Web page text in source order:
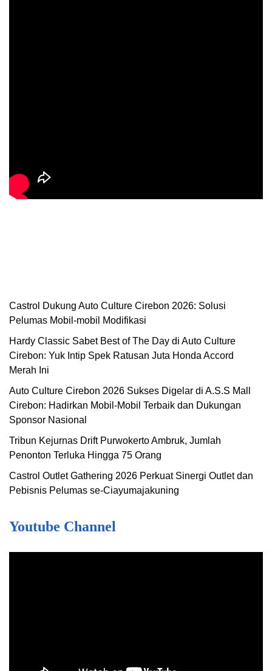
Castrol Dukung Auto Culture Cirebon 2026: Solusi
Pelumas Mobil-mobil Modifikasi
Hardy Classic Sabet Best of The Day di Auto Culture
Cirebon: Yuk Intip Spek Ratusan Juta Honda Accord
Merah Ini
Auto Culture Cirebon 2026 Sukses Digelar di A.S.S Mall
Cirebon: Hadirkan Mobil-Mobil Terbaik dan Dukungan
Sponsor Nasional
Tribun Kejurnas Drift Purwokerto Ambruk, Jumlah
Penonton Terluka Hingga 75 Orang
Castrol Outlet Gathering 2026 Perkuat Sinergi Outlet dan
Pebisnis Pelumas se-Ciayumajakuning
Youtube Channel